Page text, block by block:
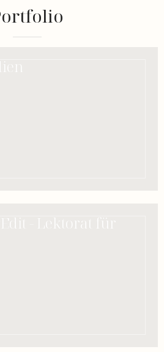
- Lektorat für